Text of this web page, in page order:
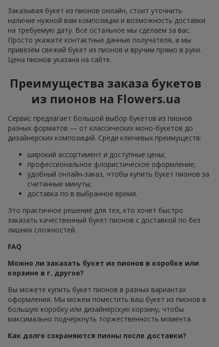
Заказывая букет из пионов онлайн, стоит уточнить
наличие нужной вам композиции и возможность доставки
на требуемую дату. Всё остальное мы сделаем за вас.
Просто укажите контактные данные получателя, и мы
привезём свежий букет из пионов и вручим прямо в руки.
Цена пионов указана на сайте.
Преимущества заказа букетов
из пионов на Flowers.ua
Сервис предлагает большой выбор букетов из пионов
разных форматов — от классических моно-букетов до
дизайнерских композиций. Среди ключевых преимуществ:
широкий ассортимент и доступные цены;
профессиональное флористическое оформление;
удобный онлайн-заказ, чтобы купить букет пионов за
считанные минуты;
доставка по в выбранное время.
Это практичное решение для тех, кто хочет быстро
заказать качественный букет пионов с доставкой по без
лишних сложностей.
FAQ
Можно ли заказать букет из пионов в коробке или
корзине в г. другое?
Вы можете купить букет пионов в разных вариантах
оформления. Мы можем поместить ваш букет из пионов в
большую коробку или дизайнерскую корзину, чтобы
максимально подчеркнуть торжественность момента.
Как долго сохраняются пионы после доставки?